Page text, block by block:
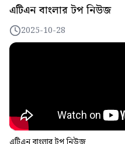
এটিএন বাংলার টপ নিউজ
2025-10-28